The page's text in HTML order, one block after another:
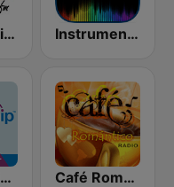
Tropicalisima.fm Instrumental Instrumental Radio
AllWorship Instrumental Café Romántico Radio